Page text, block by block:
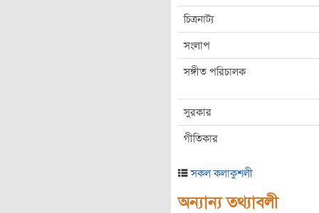
চিত্রনাট্য
সংলাপ
সঙ্গীত পরিচালক
সুরকার
গীতিকার
সকল কলাকুশলী
অন্যান্য তথ্যাবলী